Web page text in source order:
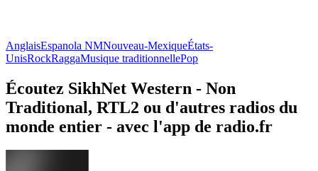
AnglaisEspanola NMNouveau-MexiqueÉtats-
UnisRockRaggaMusique traditionnellePop
Écoutez SikhNet Western - Non
Traditional, RTL2 ou d'autres radios du
monde entier - avec l'app de radio.fr